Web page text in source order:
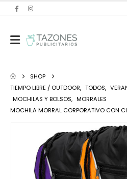
SHOP
TIEMPO LIBRE / OUTDOOR, TODOS,
MOCHILAS Y BOLSOS, MORRALES
MOCHILA MORRAL CORPORATIVO CON